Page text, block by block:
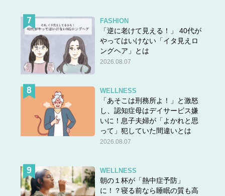
FASHION
「逆に老けて見える！」 40代が
やってはいけない「イタ見えロ
ングヘア」とは
2026.08.07
WELLNESS
「あそこは刑務所よ！」と激怒
し、認知症母はデイサービス嫌
いに！息子夫婦が「よかれと思
って」犯していた間違いとは
2026.08.07
WELLNESS
朝の１杯が「熱中症予防」
に！？寝る前なら睡眠の質も高